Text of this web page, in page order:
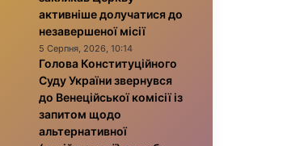
активніше долучатися до
незавершеної місії
5 Серпня, 2026, 10:14
Голова Конституційного
Суду України звернувся
до Венеційської комісії із
запитом щодо
альтернативної